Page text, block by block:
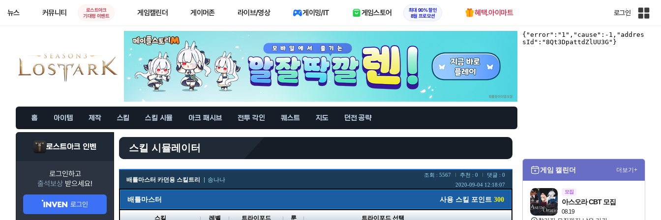
뉴스 커뮤니티
로스트아크
기대평 이벤트
게임캘린더 게이머존 라이브/영상 게이밍/IT 게임스토어
최대 90% 할인
8월 프로모션
혜택.아이마트 로그인
인
전
홈 아이템 제작 스킬 스킬 시뮬 아크 패시브 전투 각인 퀘스트 지도 던전 공략
로스트아크 인벤
로그인하고
출석보상 받으세요!
로그인
스킬 시뮬레이터
배틀마스터 카던용 스킬트리 송나나
조회 : 5567 추천 : 0
댓글 : 0
2020-09-04 12:18:07
배틀마스터 사용 스킬 포인트 300
스킬 레벨 트라이포드 룬 트라이포드 선택
게임 캘린더 더보기+
모집
08.19
아스오라 CBT 모집